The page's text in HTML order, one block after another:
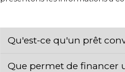
Qu'est-ce qu'un prêt
Que permet de financer